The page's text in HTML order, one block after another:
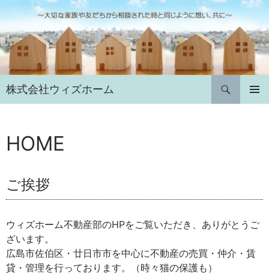
ン
テ
ン
ツ
へ
ス
キ
プ
株式会社ウィズホーム
検
索
HOME
ご挨拶
ウィズホーム不動産部のHPをご覧いただき、ありがとうご
ざいます。
広島市佐伯区・廿日市市を中心に不動産の売買・仲介・賃
貸・管理を行っております。（時々猫の保護も）